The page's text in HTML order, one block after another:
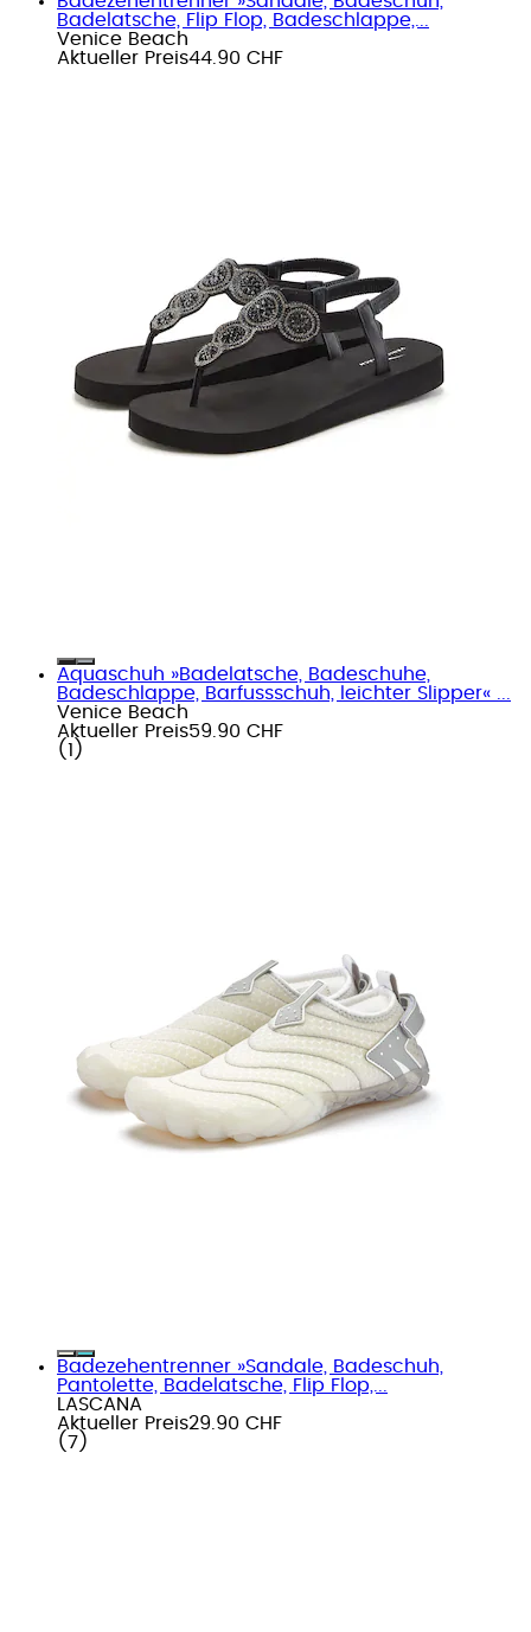
Badelatsche, Flip Flop, Badeschlappe,...
Venice Beach
Aktueller Preis44.90 CHF
Aquaschuh »Badelatsche, Badeschuhe,
Badeschlappe, Barfussschuh, leichter Slipper« ...
Venice Beach
Aktueller Preis59.90 CHF
( 1 )
Badezehentrenner »Sandale, Badeschuh,
Pantolette, Badelatsche, Flip Flop,...
LASCANA
Aktueller Preis29.90 CHF
( 7 )